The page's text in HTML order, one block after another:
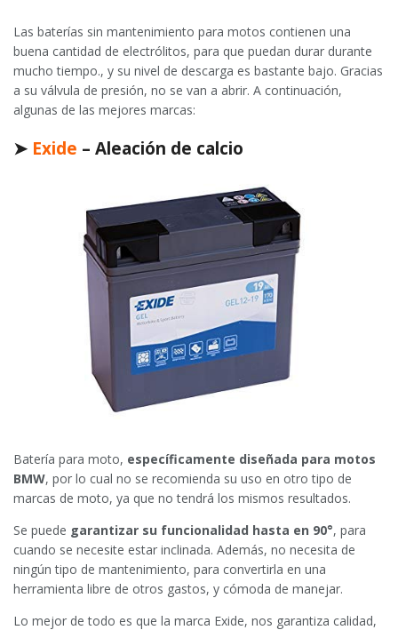
Las baterías sin mantenimiento para motos contienen una
buena cantidad de electrólitos, para que puedan durar durante
mucho tiempo., y su nivel de descarga es bastante bajo. Gracias
a su válvula de presión, no se van a abrir. A continuación,
algunas de las mejores marcas:
➤ Exide – Aleación de calcio
Batería para moto, específicamente diseñada para motos
BMW, por lo cual no se recomienda su uso en otro tipo de
marcas de moto, ya que no tendrá los mismos resultados.
Se puede garantizar su funcionalidad hasta en 90°, para
cuando se necesite estar inclinada. Además, no necesita de
ningún tipo de mantenimiento, para convertirla en una
herramienta libre de otros gastos, y cómoda de manejar.
Lo mejor de todo es que la marca Exide, nos garantiza calidad,